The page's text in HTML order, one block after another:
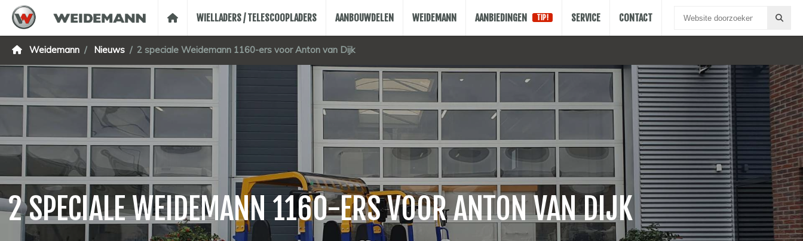
WIELLADERS / TELESCOOPLADERS AANBOUWDELEN WEIDEMANN AANBIEDINGEN TIP! SERVICE CONTACT
Weidemann Nieuws 2 speciale Weidemann 1160-ers voor Anton van Dijk
2 SPECIALE WEIDEMANN 1160-ERS VOOR ANTON VAN DIJK